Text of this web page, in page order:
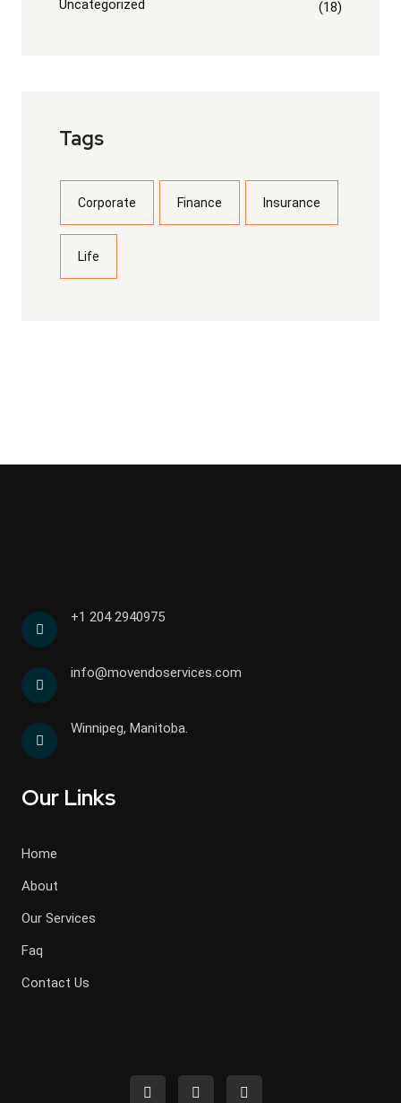
Uncategorized (18)
Tags
Corporate Finance Insurance
Life
+1 204 2940975
info@movendoservices.com
Winnipeg, Manitoba.
Our Links
Home
About
Our Services
Faq
Contact Us